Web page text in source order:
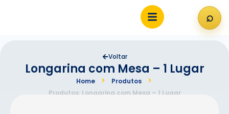
⌕
Voltar
Longarina com Mesa – 1 Lugar
Home
Produtos
Produtos: Longarina com Mesa – 1 Lugar